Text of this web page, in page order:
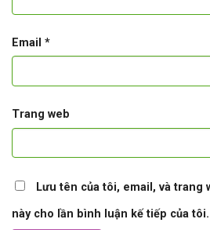
Email *
Trang web
Lưu tên của tôi, email, và
này cho lần bình luận kế tiếp của tôi.